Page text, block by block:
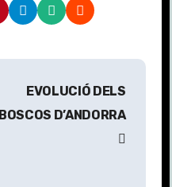
EVOLUCIÓ DELS
BOSCOS D’ANDORRA